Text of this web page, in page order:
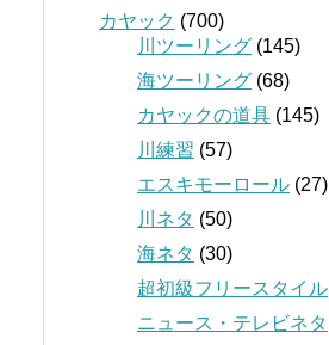
カヤック (700)
川ツーリング (145)
海ツーリング (68)
カヤックの道具 (145)
川練習 (57)
エスキモーロール (27)
川ネタ (50)
海ネタ (30)
超初級フリースタイル
ニュース・テレビネタ